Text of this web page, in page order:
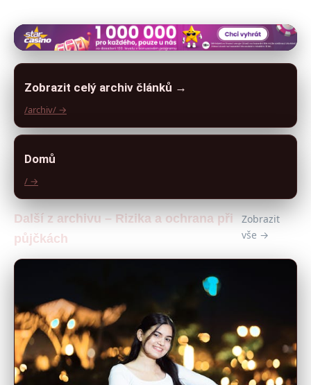
Zobrazit celý archiv článků →
/archiv/ →
Domů
/ →
Další z archivu – Rizika a ochrana při
půjčkách
Zobrazit
vše →